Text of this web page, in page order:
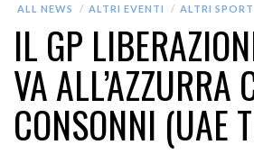
ALL NEWS ALTRI EVENTI ALTRI SPORT
IL GP
VA ALL’AZZURRA
CONSONNI (UAE